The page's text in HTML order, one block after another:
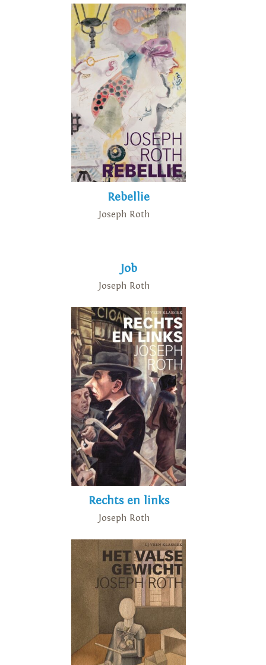
Rebellie
Joseph Roth
Job
Joseph Roth
Rechts en links
Joseph Roth